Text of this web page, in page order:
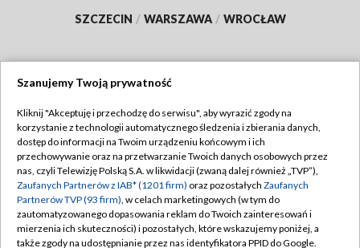
SZCZECIN / WARSZAWA / WROCŁAW
TVP
Abonament TVP
Emisja w TVP
Centrum informacji TVP
Naziemna Telewizja Cyfrowa
Regulamin TVP
Polityka prywatności
Moje zgody
Pomoc
Szanujemy Twoją prywatność
Kliknij "Akceptuję i przechodzę do serwisu", aby wyrazić zgody na
korzystanie z technologii automatycznego śledzenia i zbierania danych,
dostęp do informacji na Twoim urządzeniu końcowym i ich
przechowywanie oraz na przetwarzanie Twoich danych osobowych przez
nas, czyli Telewizję Polską S.A. w likwidacji (zwaną dalej również „TVP”),
Zaufanych Partnerów z IAB* (1201 firm) oraz pozostałych Zaufanych
Partnerów TVP (93 firm), w celach marketingowych (w tym do
zautomatyzowanego dopasowania reklam do Twoich zainteresowań i
mierzenia ich skuteczności) i pozostałych, które wskazujemy poniżej, a
także zgody na udostępnianie przez nas identyfikatora PPID do Google.